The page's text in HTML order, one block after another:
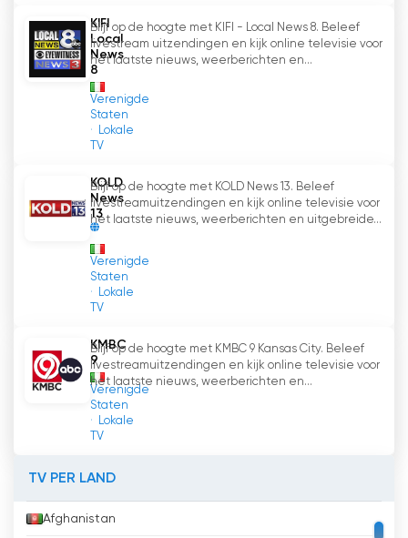
te belichten.
Een ander aspect dat Siena TV tot een
speciale zender maakt is de nieuwsgierige blik
die op de presentatoren van Radio Siena rust.
Deze samenwerking tussen de twee maakt het
verder te verrijken en het publiek een
gevarieerd aanbod te bieden van
entertainment tot cultuur, van muziek tot
Siena TV Bekijk live streaming
KIFI
Local
News
8
Verenigde
Staten
Lokale
TV
Blijf op de hoogte met KIFI - Local News 8. Beleef
livestream uitzendingen en kijk online televisie voor
het laatste nieuws, weerberichten en...
KOLD
News
13
Verenigde
Staten
Lokale
TV
Blijf op de hoogte met KOLD News 13. Beleef
livestreamuitzendingen en kijk online televisie voor
het laatste nieuws, weerberichten en uitgebreide...
KMBC
9
Verenigde
Staten
Lokale
TV
Blijf op de hoogte met KMBC 9 Kansas City. Beleef
livestreamuitzendingen en kijk online televisie voor
het laatste nieuws, weerberichten en...
TV PER LAND
Afghanistan